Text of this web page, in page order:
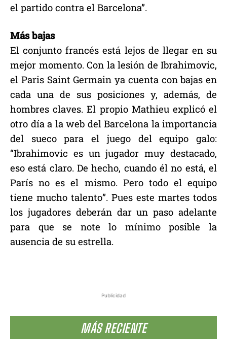
Publicidad
MÁS RECIENTE
el partido contra el Barcelona”.
Más bajas
El conjunto francés está lejos de llegar en su
mejor momento. Con la lesión de Ibrahimovic,
el Paris Saint Germain ya cuenta con bajas en
cada una de sus posiciones y, además, de
hombres claves. El propio Mathieu explicó el
otro día a la web del Barcelona la importancia
del sueco para el juego del equipo galo:
“Ibrahimovic es un jugador muy destacado,
eso está claro. De hecho, cuando él no está, el
París no es el mismo. Pero todo el equipo
tiene mucho talento”. Pues este martes todos
los jugadores deberán dar un paso adelante
para que se note lo mínimo posible la
ausencia de su estrella.